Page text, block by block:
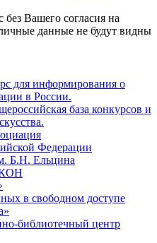
Вашего согласия на
данные не будут видны